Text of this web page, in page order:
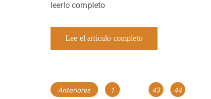
leerlo completo
Lee el artículo completo
Navegación
Anteriores Página
1 Página
43 Página
44